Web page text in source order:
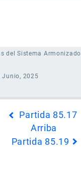
del Sistema Armonizado
Junio, 2025
Partida 85.17
Arriba
Partida 85.19